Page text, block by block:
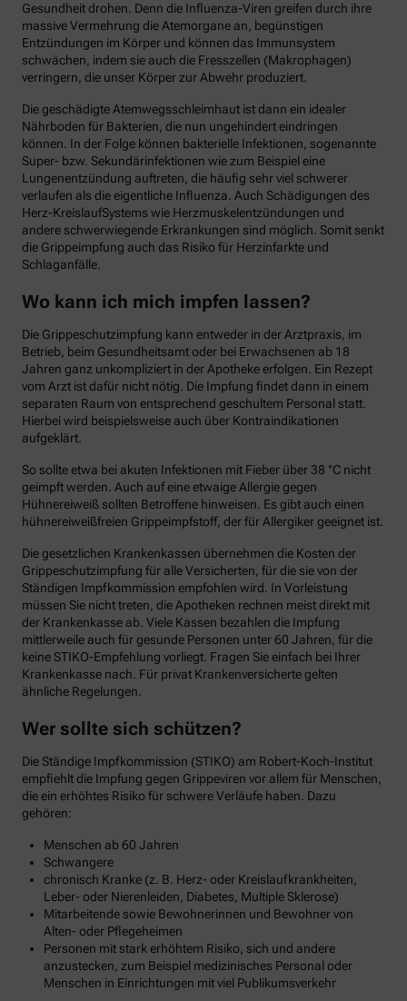
Gesundheit drohen. Denn die Influenza-Viren greifen durch ihre
massive Vermehrung die Atemorgane an, begünstigen
Entzündungen im Körper und können das Immunsystem
schwächen, indem sie auch die Fresszellen (Makrophagen)
verringern, die unser Körper zur Abwehr produziert.
Die geschädigte Atemwegsschleimhaut ist dann ein idealer
Nährboden für Bakterien, die nun ungehindert eindringen
können. In der Folge können bakterielle Infektionen, sogenannte
Super- bzw. Sekundärinfektionen wie zum Beispiel eine
Lungenentzündung auftreten, die häufig sehr viel schwerer
verlaufen als die eigentliche Influenza. Auch Schädigungen des
Herz-KreislaufSystems wie Herzmuskelentzündungen und
andere schwerwiegende Erkrankungen sind möglich. Somit senkt
die Grippeimpfung auch das Risiko für Herzinfarkte und
Schlaganfälle.
Wo kann ich mich impfen lassen?
Die Grippeschutzimpfung kann entweder in der Arztpraxis, im
Betrieb, beim Gesundheitsamt oder bei Erwachsenen ab 18
Jahren ganz unkompliziert in der Apotheke erfolgen. Ein Rezept
vom Arzt ist dafür nicht nötig. Die Impfung findet dann in einem
separaten Raum von entsprechend geschultem Personal statt.
Hierbei wird beispielsweise auch über Kontraindikationen
aufgeklärt.
So sollte etwa bei akuten Infektionen mit Fieber über 38 °C nicht
geimpft werden. Auch auf eine etwaige Allergie gegen
Hühnereiweiß sollten Betroffene hinweisen. Es gibt auch einen
hühnereiweißfreien Grippeimpfstoff, der für Allergiker geeignet ist.
Die gesetzlichen Krankenkassen übernehmen die Kosten der
Grippeschutzimpfung für alle Versicherten, für die sie von der
Ständigen Impfkommission empfohlen wird. In Vorleistung
müssen Sie nicht treten, die Apotheken rechnen meist direkt mit
der Krankenkasse ab. Viele Kassen bezahlen die Impfung
mittlerweile auch für gesunde Personen unter 60 Jahren, für die
keine STIKO-Empfehlung vorliegt. Fragen Sie einfach bei Ihrer
Krankenkasse nach. Für privat Krankenversicherte gelten
ähnliche Regelungen.
Wer sollte sich schützen?
Die Ständige Impfkommission (STIKO) am Robert-Koch-Institut
empfiehlt die Impfung gegen Grippeviren vor allem für Menschen,
die ein erhöhtes Risiko für schwere Verläufe haben. Dazu
gehören:
Menschen ab 60 Jahren
Schwangere
chronisch Kranke (z. B. Herz- oder Kreislaufkrankheiten,
Leber- oder Nierenleiden, Diabetes, Multiple Sklerose)
Mitarbeitende sowie Bewohnerinnen und Bewohner von
Alten- oder Pflegeheimen
Personen mit stark erhöhtem Risiko, sich und andere
anzustecken, zum Beispiel medizinisches Personal oder
Menschen in Einrichtungen mit viel Publikumsverkehr